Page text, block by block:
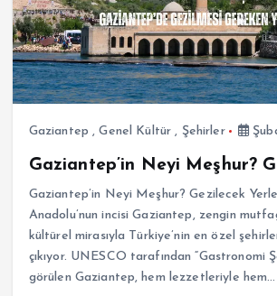
Gaziantep ,Genel Kültür , Şehirler
Gaziantep’in Neyi Meşhur?
Gaziantep’in Neyi Meşhur? Gezilecek
Anadolu’nun incisi Gaziantep, zengin
kültürel mirasıyla Türkiye’nin en özel
çıkıyor. UNESCO tarafından “Gastronomi
görülen Gaziantep, hem lezzetleriyle hem…